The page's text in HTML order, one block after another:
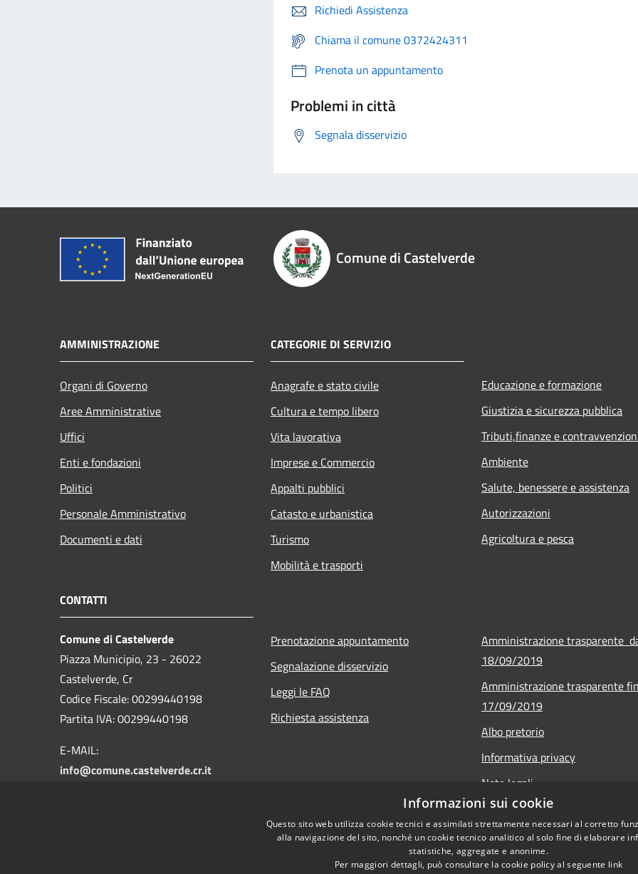
Richiedi Assistenza
Chiama il comune 0372424311
Prenota un appuntamento
Problemi in città
Segnala disservizio
Comune di Castelverde
AMMINISTRAZIONE
Organi di Governo
Aree Amministrative
Uffici
Enti e fondazioni
Politici
Personale Amministrativo
Documenti e dati
CATEGORIE DI SERVIZIO
Anagrafe e stato civile
Cultura e tempo libero
Vita lavorativa
Imprese e Commercio
Appalti pubblici
Catasto e urbanistica
Turismo
Mobilità e trasporti
Educazione e formazione
Giustizia e sicurezza pubblica
Tributi,finanze e
Ambiente
Salute, benessere e assistenza
Autorizzazioni
Agricoltura e pesca
CONTATTI
Comune di Castelverde
Piazza Municipio, 23 - 26022
Castelverde, Cr
Codice Fiscale: 00299440198
Partita IVA: 00299440198
E-MAIL:
info@comune.castelverde.cr.it
Prenotazione appuntamento
Segnalazione disservizio
Leggi le FAQ
Richiesta assistenza
Amministrazione trasparente
18/09/2019
Amministrazione trasparente
17/09/2019
Albo pretorio
Informativa privacy
Note legali
Dichiarazione di accessibilità -
Obiettivi di accessibilità - 2025
Informazioni sui cookie
Questo sito web utilizza cookie tecnici e assimilati strettamente necessari al corretto
alla navigazione del sito, nonché un cookie tecnico analitico al solo fine di elaborare
statistiche, aggregate e anonime.
Per maggiori dettagli, può consultare la cookie policy al seguente link